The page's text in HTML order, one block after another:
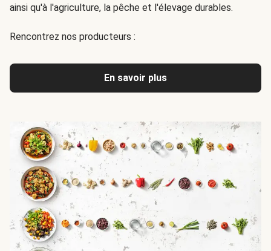
ainsi qu'à l'agriculture, la pêche et l'élevage durables.
Rencontrez nos producteurs :
En savoir plus